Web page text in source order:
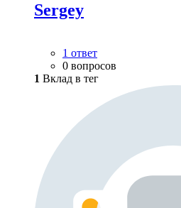
Sergey
1 ответ
0 вопросов
1 Вклад в тег